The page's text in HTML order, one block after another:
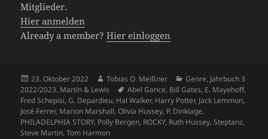
Mitglieder.
Hier anmelden
Already a member?Hier einloggen
Veröffentlicht
am
23. Oktober 2022 Autor
Tobias O. Meißner Kategorien
Genre, Jahrbuch 3
2022/2023, Martin & Lewis Schlagwörter
Abel Gance, Bill Gates, E. Mayehoff,
Fred Schepisi,G. Depardieu, Hal Walker, Harry Potter, Jack Lemmon,
José Ferrer, Marion Marshall,Olivia Hussey, P. Dinklage,
PHILADELPHIA STORY, Polly Bergen, ROCKY, Ruth Hussey,Steptanz,
Steve Martin,Tom Harmon